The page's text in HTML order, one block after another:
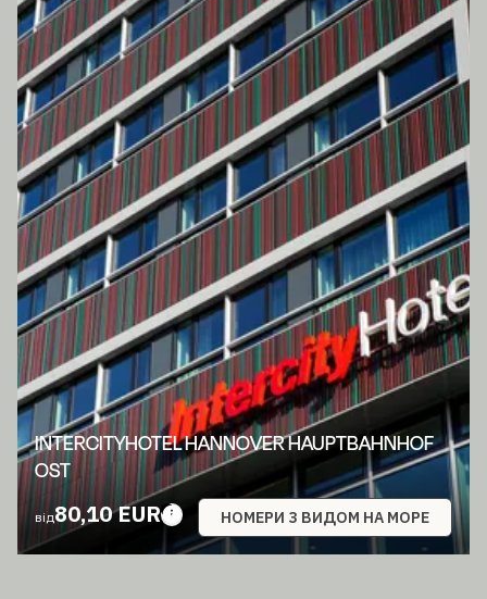
INTERCITYHOTEL HANNOVER HAUPTBAHNHOF
OST
від80,10 EUR НОМЕРИ З ВИДОМ НА МОРЕ